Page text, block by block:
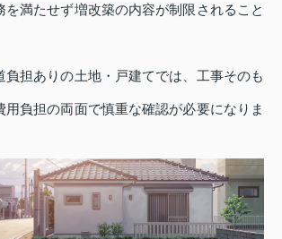
を満たせず増改築の内容が制限されること
負担ありの土地・戸建てでは、工事そのも
用負担の両面で慎重な確認が必要になりま